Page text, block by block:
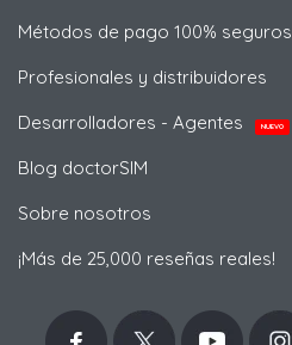
Métodos de pago 100% seguros
Profesionales y distribuidores
Desarrolladores - Agentes
NUEVO
Blog doctorSIM
Sobre nosotros
¡Más de 25,000 reseñas reales!